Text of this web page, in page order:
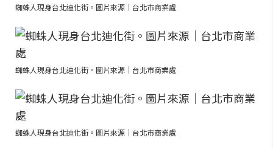
蜘蛛人現身台北迪化街。圖片來源｜台北市商業處
蜘蛛人現身台北迪化街。圖片來源｜台北市商業處
蜘蛛人現身台北迪化街。圖片來源｜台北市商業處